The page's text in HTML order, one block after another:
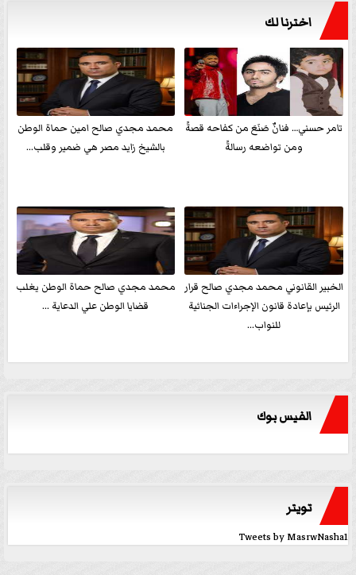
اخترنا لك
تامر حسني… فنانٌ صَنَعَ من كفاحه قصةً
ومن تواضعه رسالةً
محمد مجدي صالح امين حماة الوطن
بالشيخ زايد مصر هي ضمير وقلب...
الخبير القانوني محمد مجدي صالح قرار
الرئيس بإعادة قانون الإجراءات الجنائية
للنواب...
محمد مجدي صالح حماة الوطن يغلب
قضايا الوطن علي الدعاية ...
الفيس بوك
تويتر
Tweets by MasrwNasha1